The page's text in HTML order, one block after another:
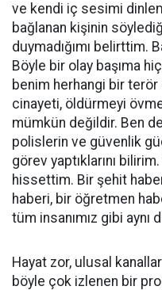
ve kendi iç sesimi
bağlanan kişinin
duymadığımı belirttim.
Böyle bir olay başıma
benim herhangi bir
cinayeti, öldürmeyi
mümkün değildir. Ben
polislerin ve güvenlik
görev yaptıklarını
hissettim. Bir şehit
haberi, bir öğretmen
tüm insanımız gibi aynı
Hayat zor, ulusal
böyle çok izlenen bir